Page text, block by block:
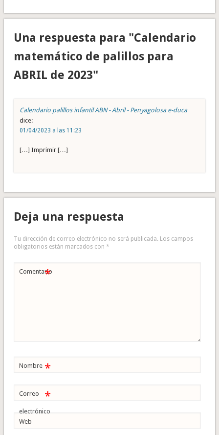
Una respuesta para "Calendario
matemático de palillos para
ABRIL de 2023"
Calendario palillos infantil ABN - Abril - Penyagolosa e-duca
dice:
01/04/2023 a las 11:23
[…] Imprimir […]
Deja una respuesta
Tu dirección de correo electrónico no será publicada. Los campos
obligatorios están marcados con *
Comentario
*
Nombre *
Correo
electrónico
*
Web